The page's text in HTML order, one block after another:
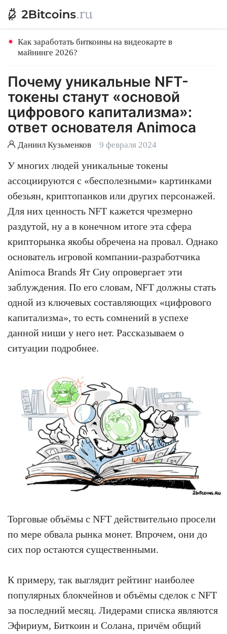
Как заработать биткоины на видеокарте в
майнинге 2026?
Почему уникальные NFT-
токены станут «основой
цифрового капитализма»:
ответ основателя Animoca
Даниил Кузьменков 9 февраля 2024
У многих людей уникальные токены
ассоциируются с «бесполезными» картинками
обезьян, криптопанков или других персонажей.
Для них ценность NFT кажется чрезмерно
раздутой, ну а в конечном итоге эта сфера
крипторынка якобы обречена на провал. Однако
основатель игровой компании-разработчика
Animoca Brands Ят Сиу опровергает эти
заблуждения. По его словам, NFT должны стать
одной из ключевых составляющих «цифрового
капитализма», то есть сомнений в успехе
данной ниши у него нет. Рассказываем о
ситуации подробнее.
Торговые объёмы с NFT действительно просели
по мере обвала рынка монет. Впрочем, они до
сих пор остаются существенными.
К примеру, так выглядит рейтинг наиболее
популярных блокчейнов и объёмы сделок с NFT
за последний месяц. Лидерами списка являются
Эфириум, Биткоин и Солана, причём общий